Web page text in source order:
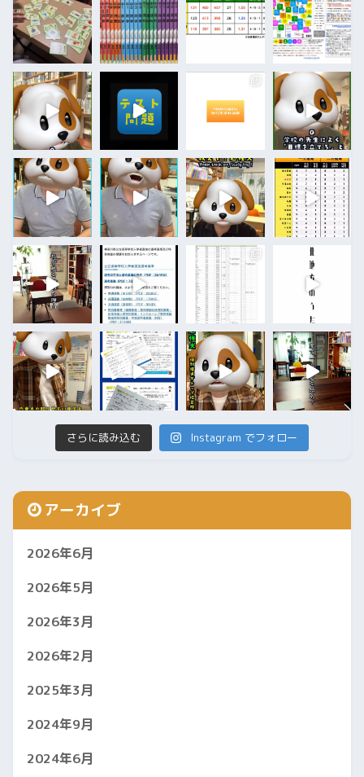
さらに読み込む Instagram でフォロー
アーカイブ
2026年6月
2026年5月
2026年3月
2026年2月
2025年3月
2024年9月
2024年6月